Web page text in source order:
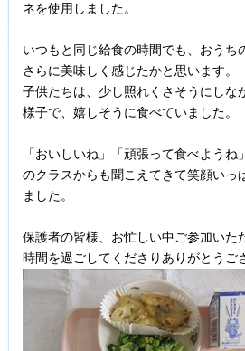
ネを使用しました。
いつもと同じ給食の時間でも、おうち
さらに美味しく感じたかと思います。
子供たちは、少し照れくさそうにしな
様子で、嬉しそうに食べていました。
「おいしいね」「頑張って食べよう
のクラスからも聞こえてきて笑顔いっ
ました。
保護者の皆様、お忙しい中ご参加いた
時間を過ごしてくださりありがとうご